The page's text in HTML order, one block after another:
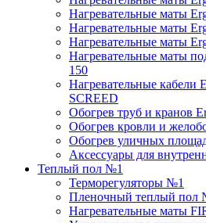
Нагревательные маты
Нагревательные маты
Нагревательные маты
Нагревательные маты
150
Нагревательные кабели
SCREED
Обогрев труб и кранов
Обогрев кровли и
Обогрев уличных
Аксессуары для
Теплый пол №1
Терморегуляторы №1
Пленочный теплый пол
Нагревательные маты